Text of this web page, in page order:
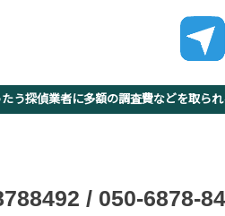
たう探偵業者に多額の調査費などを
/ 050-6878-